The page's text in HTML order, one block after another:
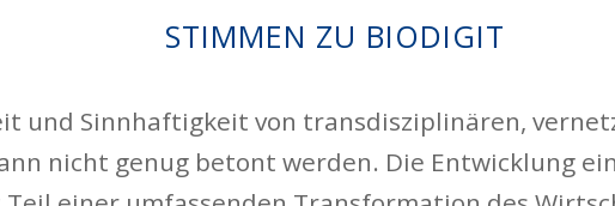
STIMMEN ZU BIODIGIT
und Sinnhaftigkeit von transdisziplinären,
nicht genug betont werden. Die Entwicklung